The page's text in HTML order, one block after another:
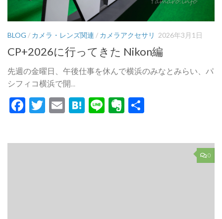
BLOG / カメラ・レンズ関連 / カメラアクセサリ 2026年3月1日
CP+2026に行ってきた Nikon編
先週の金曜日、午後仕事を休んで横浜のみなとみらい、パ
シフィコ横浜で開...
Facebook
Twitter
EmailHatena
LineEvernote
0